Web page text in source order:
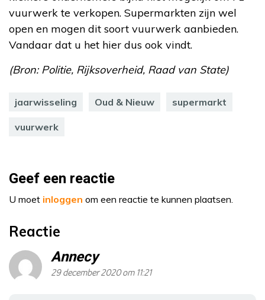
vuurwerk te verkopen. Supermarkten zijn wel
open en mogen dit soort vuurwerk aanbieden.
Vandaar dat u het hier dus ook vindt.
(Bron: Politie, Rijksoverheid, Raad van State)
jaarwisseling Oud & Nieuw supermarkt
vuurwerk
Geef een reactie
U moet inloggen om een reactie te kunnen plaatsen.
Reactie
Annecy
29 december 2020 om 11:21